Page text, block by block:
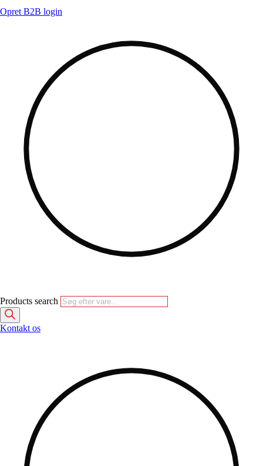
Opret B2B login
Products search
Kontakt os